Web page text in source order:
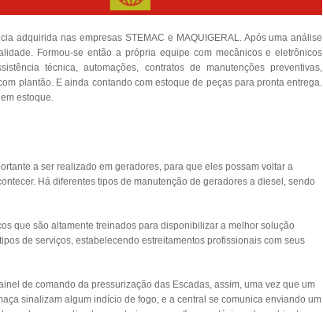
adquirida nas empresas STEMAC e MAQUIGERAL. Após uma análise
Formou-se então a própria equipe com mecânicos e eletrônicos
técnica, automações, contratos de manutenções preventivas,
plantão. E ainda contando com estoque de peças para pronta entrega.
estoque.
a ser realizado em geradores, para que eles possam voltar a
Há diferentes tipos de manutenção de geradores a diesel, sendo
que são altamente treinados para disponibilizar a melhor solução
de serviços, estabelecendo estreitamentos profissionais com seus
de comando da pressurização das Escadas, assim, uma vez que um
sinalizam algum indício de fogo, e a central se comunica enviando um